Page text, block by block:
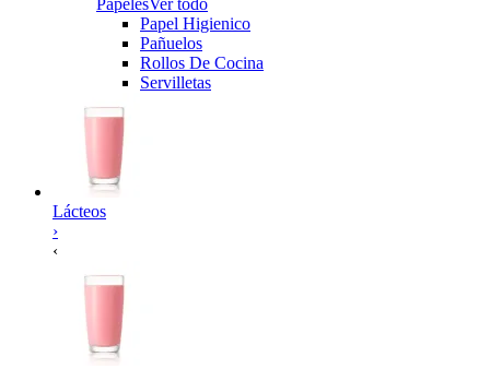
PapelesVer todo
Papel Higienico
Pañuelos
Rollos De Cocina
Servilletas
Lácteos
›
‹